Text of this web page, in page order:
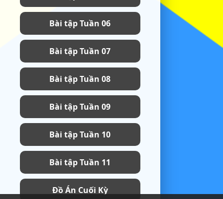
Bài tập Tuần 06
Bài tập Tuần 07
Bài tập Tuần 08
Bài tập Tuần 09
Bài tập Tuần 10
Bài tập Tuần 11
Đồ Án Cuối Kỳ